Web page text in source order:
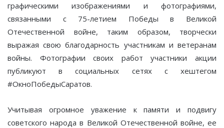
графическими изображениями и фотографиями,
связанными с 75-летием Победы в Великой
Отечественной войне, таким образом, творчески
выражая свою благодарность участникам и ветеранам
войны. Фотографии своих работ участники акции
публикуют в социальных сетях с хештегом
#ОкноПобедыСаратов.
Учитывая огромное уважение к памяти и подвигу
советского народа в Великой Отечественной войне, ее